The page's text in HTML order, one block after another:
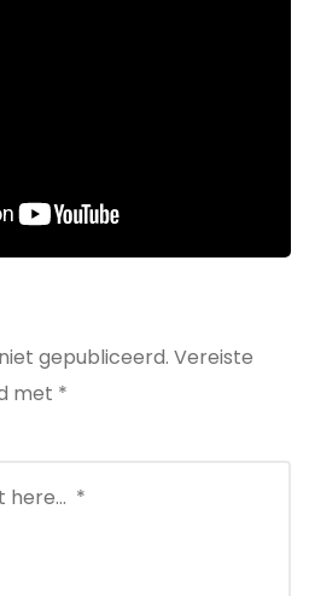
gepubliceerd. Vereiste
met *